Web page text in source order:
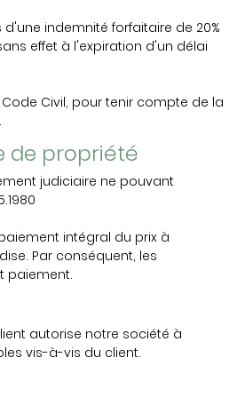
indemnité forfaitaire de 20%
effet à l'expiration d'un délai
Civil, pour tenir compte de la
de propriété
judiciaire ne pouvant
intégral du prix à
Par conséquent, les
paiement.
autorise notre société à
vis-à-vis du client.